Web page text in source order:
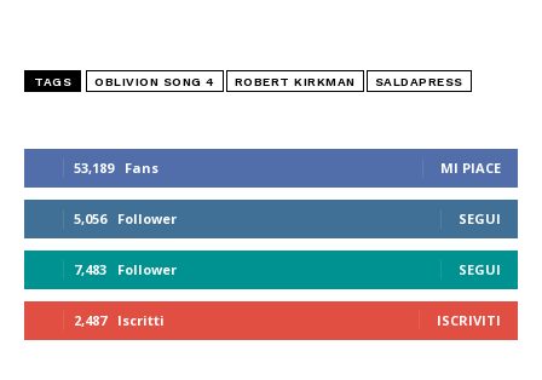
53,189 Fans MI PIACE
5,056 Follower SEGUI
7,483 Follower SEGUI
2,487 Iscritti ISCRIVITI
TAGS OBLIVION SONG 4 ROBERT KIRKMAN SALDAPRESS